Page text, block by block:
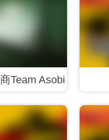
Team Asobi
告